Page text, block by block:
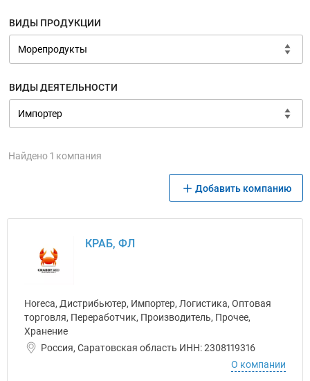
ВИДЫ ПРОДУКЦИИ
ВИДЫ ДЕЯТЕЛЬНОСТИ
Найдено 1 компания
Добавить компанию
КРАБ, ФЛ
Horeca, Дистрибьютер, Импортер, Логистика, Оптовая
торговля, Переработчик, Производитель, Прочее,
Хранение
Россия, Саратовская область ИНН: 2308119316
О компании